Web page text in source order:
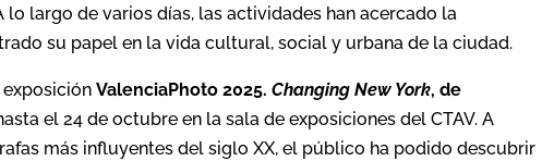
largo de varios días, las actividades han acercado la
su papel en la vida cultural, social y urbana de la ciudad.
exposiciónValenciaPhoto 2025.Changing New York, de
el 24 de octubre en la sala de exposiciones del CTAV. A
más influyentes del siglo XX, el público ha podido descubrir